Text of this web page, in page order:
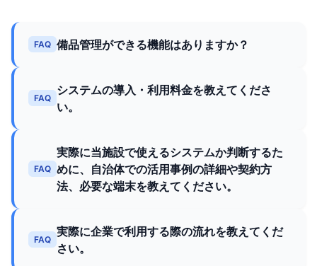
FAQ 備品管理ができる機能はありますか？
FAQ
システムの導入・利用料金を教えてくださ
い。
FAQ
実際に当施設で使えるシステムか判断するた
めに、自治体での活用事例の詳細や契約方
法、必要な端末を教えてください。
FAQ
実際に企業で利用する際の流れを教えてくだ
さい。